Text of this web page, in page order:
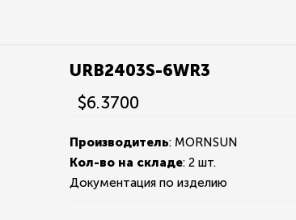
URB2403S-6WR3
$6.3700
Производитель: MORNSUN
Кол-во на складе:2 шт.
Документация по изделию